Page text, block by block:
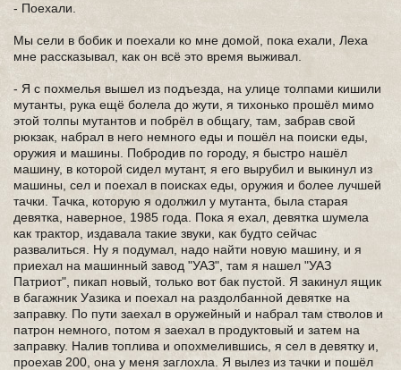
- Поехали.
Мы сели в бобик и поехали ко мне домой, пока ехали, Леха
мне рассказывал, как он всё это время выживал.
- Я с похмелья вышел из подъезда, на улице толпами кишили
мутанты, рука ещё болела до жути, я тихонько прошёл мимо
этой толпы мутантов и побрёл в общагу, там, забрав свой
рюкзак, набрал в него немного еды и пошёл на поиски еды,
оружия и машины. Побродив по городу, я быстро нашёл
машину, в которой сидел мутант, я его вырубил и выкинул из
машины, сел и поехал в поисках еды, оружия и более лучшей
тачки. Тачка, которую я одолжил у мутанта, была старая
девятка, наверное, 1985 года. Пока я ехал, девятка шумела
как трактор, издавала такие звуки, как будто сейчас
развалиться. Ну я подумал, надо найти новую машину, и я
приехал на машинный завод "УАЗ", там я нашел "УАЗ
Патриот", пикап новый, только вот бак пустой. Я закинул ящик
в багажник Уазика и поехал на раздолбанной девятке на
заправку. По пути заехал в оружейный и набрал там стволов и
патрон немного, потом я заехал в продуктовый и затем на
заправку. Налив топлива и опохмелившись, я сел в девятку и,
проехав 200, она у меня заглохла. Я вылез из тачки и пошёл